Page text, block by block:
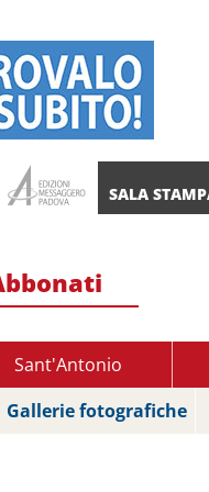
SALA
Sant'Antonio
Gallerie fotografiche